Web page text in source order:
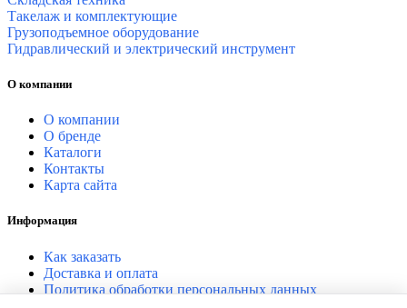
Такелаж и комплектующие
Грузоподъемное оборудование
Гидравлический и электрический инструмент
О компании
О компании
О бренде
Каталоги
Контакты
Карта сайта
Информация
Как заказать
Доставка и оплата
Политика обработки персональных данных